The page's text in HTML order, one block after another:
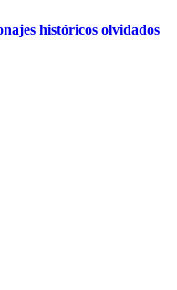
históricos olvidados